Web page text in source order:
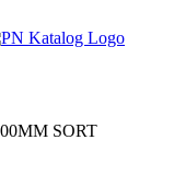
SORT